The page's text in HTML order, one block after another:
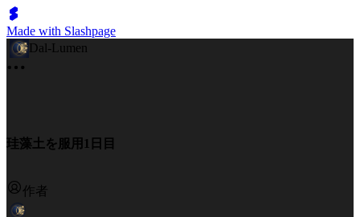
Made with Slashpage
Dal-Lumen
珪藻土を服用1日目
作者